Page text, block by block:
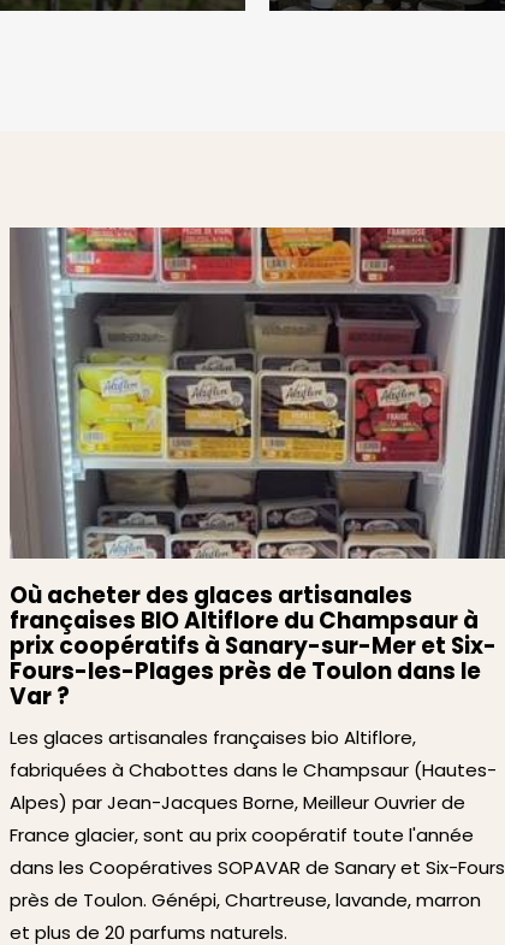
Où acheter des glaces artisanales
françaises BIO Altiflore du Champsaur à
prix coopératifs à Sanary-sur-Mer et Six-
Fours-les-Plages près de Toulon dans le
Var ?
Les glaces artisanales françaises bio Altiflore,
fabriquées à Chabottes dans le Champsaur (Hautes-
Alpes) par Jean-Jacques Borne, Meilleur Ouvrier de
France glacier, sont au prix coopératif toute l'année
dans les Coopératives SOPAVAR de Sanary et Six-Fours
près de Toulon. Génépi, Chartreuse, lavande, marron
et plus de 20 parfums naturels.